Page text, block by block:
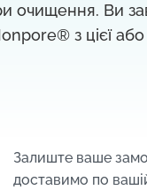
очищення. Ви
з цієї
Залиште ваше
доставимо по